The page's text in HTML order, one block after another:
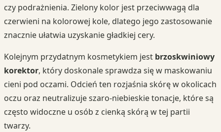
czy podrażnienia. Zielony kolor jest przeciwwagą dla
czerwieni na kolorowej kole, dlatego jego zastosowanie
znacznie ułatwia uzyskanie gładkiej cery.
Kolejnym przydatnym kosmetykiem jest brzoskwiniowy
korektor, który doskonale sprawdza się w maskowaniu
cieni pod oczami. Odcień ten rozjaśnia skórę w okolicach
oczu oraz neutralizuje szaro-niebieskie tonacje, które są
często widoczne u osób z cienką skórą w tej partii
twarzy.